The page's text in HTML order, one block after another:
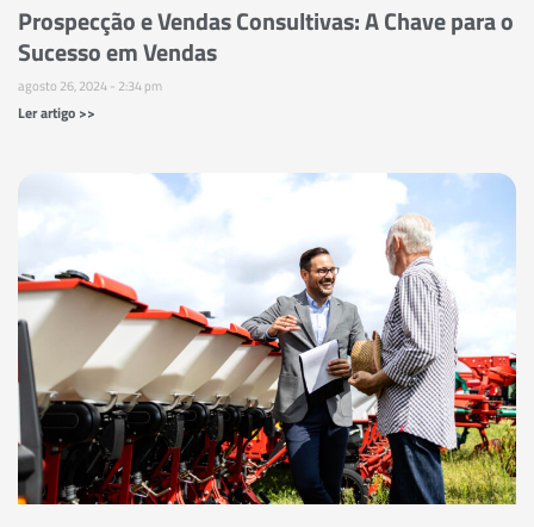
Prospecção e Vendas Consultivas: A Chave para o
Sucesso em Vendas
agosto 26, 2024 2:34 pm
Ler artigo >>